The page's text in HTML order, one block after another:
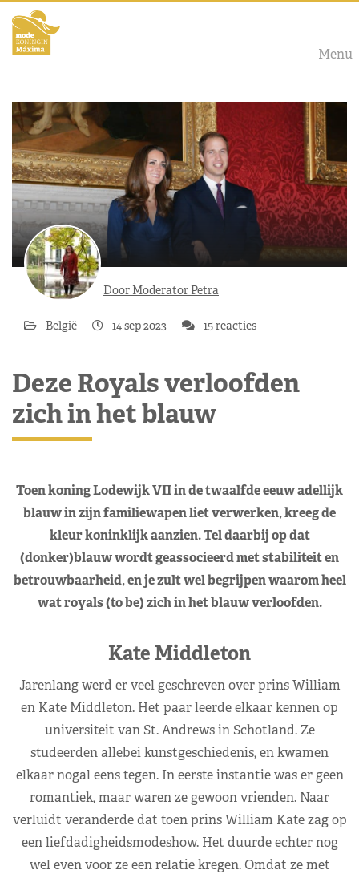
Menu
Door Moderator Petra
België 14 sep 2023 15 reacties
Deze Royals verloofden
zich in het blauw
Toen koning Lodewijk VII in de twaalfde eeuw adellijk
blauw in zijn familiewapen liet verwerken, kreeg de
kleur koninklijk aanzien. Tel daarbij op dat
(donker)blauw wordt geassocieerd met stabiliteit en
betrouwbaarheid, en je zult wel begrijpen waarom heel
wat royals (to be) zich in het blauw verloofden.
Kate Middleton
Jarenlang werd er veel geschreven over prins William
en Kate Middleton. Het paar leerde elkaar kennen op
universiteit van St. Andrews in Schotland. Ze
studeerden allebei kunstgeschiedenis, en kwamen
elkaar nogal eens tegen. In eerste instantie was er geen
romantiek, maar waren ze gewoon vrienden. Naar
verluidt veranderde dat toen prins William Kate zag op
een liefdadigheidsmodeshow. Het duurde echter nog
wel even voor ze een relatie kregen. Omdat ze met